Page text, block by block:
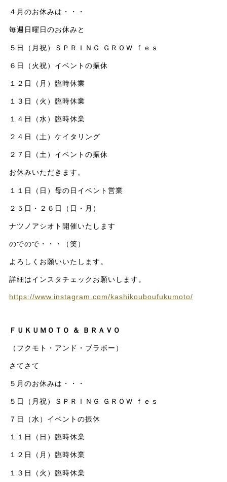
４月のお休みは・・・
毎週日曜日のお休みと
５日（月祝）ＳＰＲＩＮＧ ＧＲＯＷ ｆｅｓ
６日（火祝）イベントの振休
１２日（月）臨時休業
１３日（火）臨時休業
１４日（水）臨時休業
２４日（土）ケイタリング
２７日（土）イベントの振休
お休みいただきます。
１１日（日）母の日イベント営業
２５日・２６日（日・月）
ナツノアシオト開催いたします
のでので・・・（笑）
よろしくお願いいたします。
詳細はインスタチェックお願いします。
https://www.instagram.com/kashikouboufukumoto/
ＦＵＫＵＭＯＴＯ ＆ ＢＲＡＶＯ
（フクモト・アンド・ブラボー）
さてさて
５月のお休みは・・・
５日（月祝）ＳＰＲＩＮＧ ＧＲＯＷ ｆｅｓ
７日（水）イベントの振休
１１日（日）臨時休業
１２日（月）臨時休業
１３日（火）臨時休業